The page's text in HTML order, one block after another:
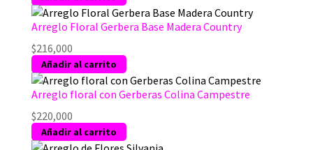
$385,000
opciones
se
en
la
producto
Arreglo Floral Gerbera Base Madera Country
$216,000
Añadir al carrito
Arreglo floral con Gerberas Colina Campestre
$220,000
Añadir al carrito